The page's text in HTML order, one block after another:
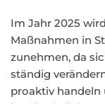
Im Jahr 2025
Maßnahmen in
zunehmen, da
ständig
proaktiv handeln